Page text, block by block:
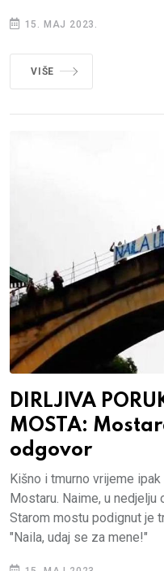
15. MAJ 2023.
VIŠE
DIRLJIVA
MOSTA:
odgovor
Kišno i tmurno vrijeme
Mostaru. Naime, u
Starom mostu podignut je
"Naila, udaj se za mene!"